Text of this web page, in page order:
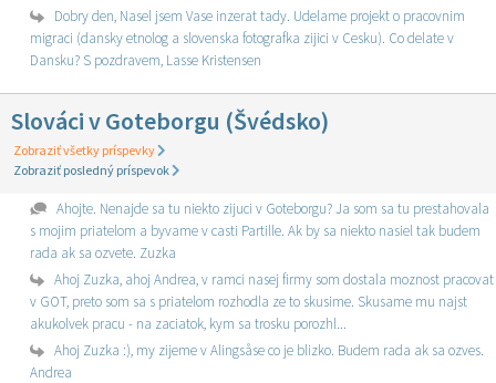
Dobry den, Nasel jsem Vase inzerat tady. Udelame projekt o pracovnim
migraci (dansky etnolog a slovenska fotografka zijici v Cesku). Co delate v
Dansku? S pozdravem, Lasse Kristensen
Slováci v Goteborgu (Švédsko)
Zobraziť všetky príspevky
Zobraziť posledný príspevok
Ahojte. Nenajde sa tu niekto zijuci v Goteborgu? Ja som sa tu prestahovala
s mojim priatelom a byvame v casti Partille. Ak by sa niekto nasiel tak budem
rada ak sa ozvete. Zuzka
Ahoj Zuzka, ahoj Andrea, v ramci nasej firmy som dostala moznost pracovat
v GOT, preto som sa s priatelom rozhodla ze to skusime. Skusame mu najst
akukolvek pracu - na zaciatok, kym sa trosku porozhl...
Ahoj Zuzka :), my zijeme v Alingsåse co je blizko. Budem rada ak sa ozves.
Andrea